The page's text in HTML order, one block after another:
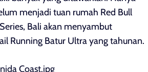
menjadi tuan rumah Red Bull
Bali akan menyambut
Running Batur Ultra yang tahunan.